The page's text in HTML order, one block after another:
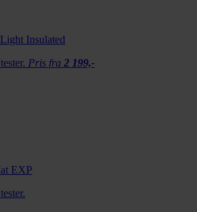
Insulated
tester. Pris fra 2 199,-
EXP
tester.